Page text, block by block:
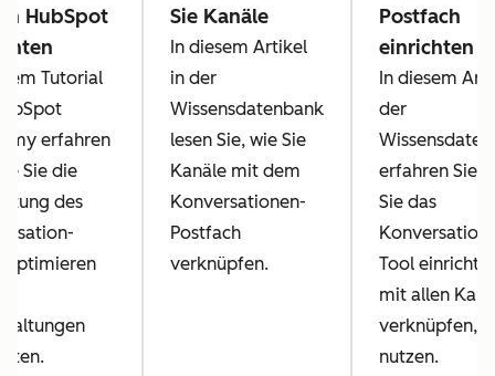
HubSpot
Tutorial
erfahren
Sie die
des
optimieren
Sie Kanäle
In diesem Artikel
in der
Wissensdatenbank
lesen Sie, wie Sie
Kanäle mit dem
Konversationen-
Postfach
verknüpfen.
Postfach
einrichten
In diesem
der
erfahren Sie,
Sie das
Tool
mit allen
verknüpfen,
nutzen.